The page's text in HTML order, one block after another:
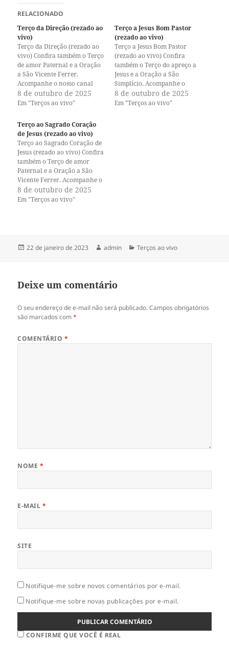
u
e
p
a
r
c
o
m
p
a
r
t
i
l
h
n
o
T
w
i
t
t
e
r
(
a
b
v
a
l
u
e
p
a
r
c
o
m
p
a
r
t
i
l
h
n
o
F
a
c
e
b
o
o
k
(
a
o
v
e
)
RELACIONADO
Terço da Direção (rezado ao
vivo)
Terço da Direção (rezado ao
vivo) Confira também o Terço
de amor Paternal e a Oração
a São Vicente Ferrer.
Acompanhe o nosso canal
no Youtube e o nosso perfil
no Instagram. A paz de Jesus!
8 de outubro de 2025
Em "Terços ao vivo"
Terço a Jesus Bom Pastor
(rezado ao vivo)
Terço a Jesus Bom Pastor
(rezado ao vivo) Confira
também o Terço do apreço a
Jesus e a Oração a São
Simplício. Acompanhe o
nosso canal no Youtube e o
nosso perfil no Instagram. A
8 de outubro de 2025
Em "Terços ao vivo"
Terço ao Sagrado Coração
de Jesus (rezado ao vivo)
Terço ao Sagrado Coração de
Jesus (rezado ao vivo) Confira
também o Terço de amor
Paternal e a Oração a São
Vicente Ferrer. Acompanhe o
nosso canal no Youtube e o
nosso perfil no Instagram. A
8 de outubro de 2025
Em "Terços ao vivo"
Publicado
22 de janeiro de 2023 Autor
admin Categorias
Terços ao vivo
Deixe um comentário
O seu endereço de e-mail não será publicado. Campos obrigatórios
são marcados com*
COMENTÁRIO *
NOME *
E-MAIL *
SITE
Notifique-me sobre novos comentários por e-mail.
Notifique-me sobre novas publicações por e-mail.
CONFIRME QUE VOCÊ É REAL